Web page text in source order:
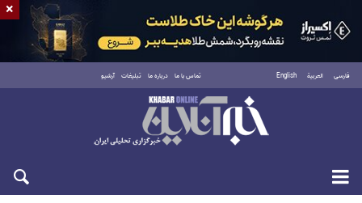
فارسی العربية English تماس با ما درباره ما تبلیغات آرشیو
شنبه ۱۷ مرداد ۱۴۰۵
×